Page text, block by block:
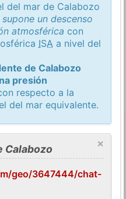
del mar de Calabozo
supone un descenso
atmosférica con
ISA a nivel del
de Calabozo
presión
respecto a la
del mar equivalente.
×
Calabozo
geo/3647444/chat-